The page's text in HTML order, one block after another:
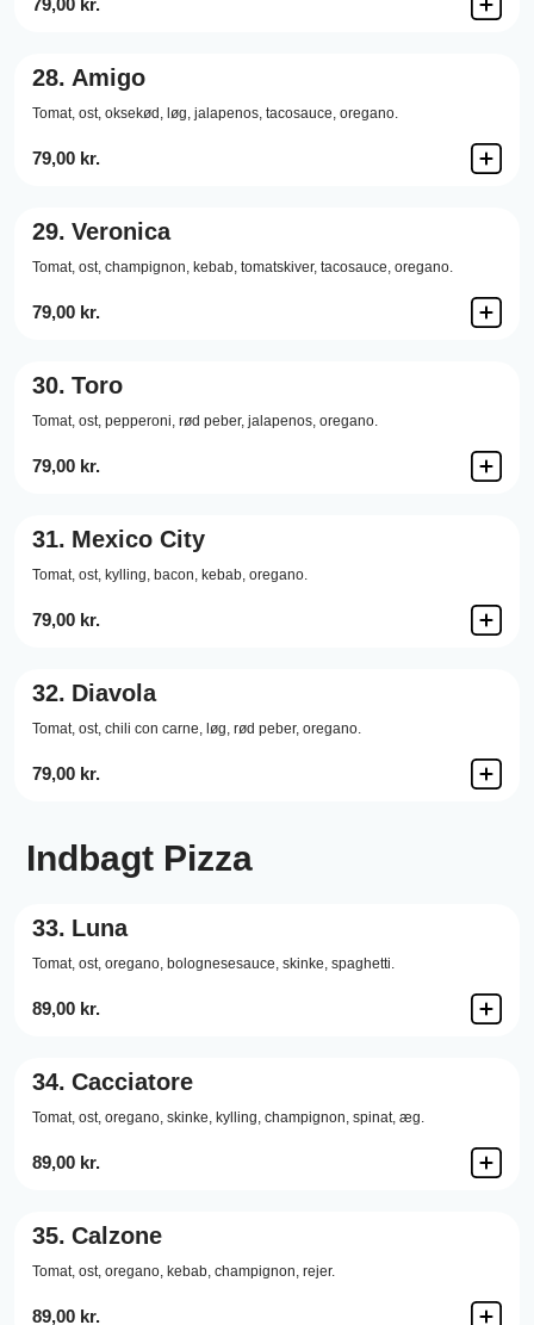
79,00 kr.
28. Amigo
Tomat, ost, oksekød, løg, jalapenos, tacosauce, oregano.
79,00 kr.
29. Veronica
Tomat, ost, champignon, kebab, tomatskiver, tacosauce, oregano.
79,00 kr.
30. Toro
Tomat, ost, pepperoni, rød peber, jalapenos, oregano.
79,00 kr.
31. Mexico City
Tomat, ost, kylling, bacon, kebab, oregano.
79,00 kr.
32. Diavola
Tomat, ost, chili con carne, løg, rød peber, oregano.
79,00 kr.
Indbagt Pizza
33. Luna
Tomat, ost, oregano, bolognesesauce, skinke, spaghetti.
89,00 kr.
34. Cacciatore
Tomat, ost, oregano, skinke, kylling, champignon, spinat, æg.
89,00 kr.
35. Calzone
Tomat, ost, oregano, kebab, champignon, rejer.
89,00 kr.